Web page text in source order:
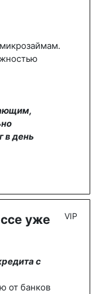
в день
уже
с
от банков
VIP